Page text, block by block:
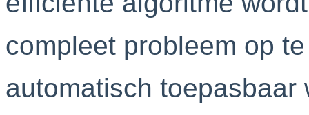
compleet probleem op
automatisch toepasbaar